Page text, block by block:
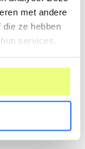
met andere
ze hebben
services.
op te
of externe
de
tegelijk vraagt
en een goed
bij